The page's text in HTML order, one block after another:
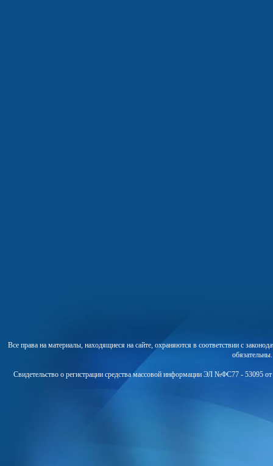
Все права на материалы, находящиеся на сайте, охраняются в соответствии с
Свидетельство о регистрации средства массовой информации ЭЛ №ФС77 - 53095